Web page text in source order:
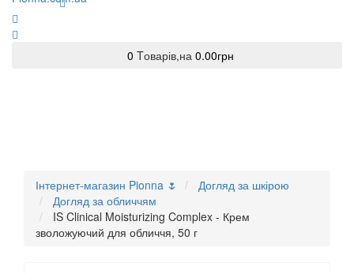
0 Tоварів,на 0.00грн
Інтернет-магазин Pionna 🌷
Догляд за шкірою
Догляд за обличчям
IS Clinical Moisturizing Complex - Крем
зволожуючий для обличчя, 50 г